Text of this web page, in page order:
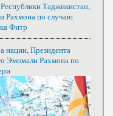
Таджикистан,
Рахмона по случаю
Фитр
нации, Президента
Эмомали Рахмона по